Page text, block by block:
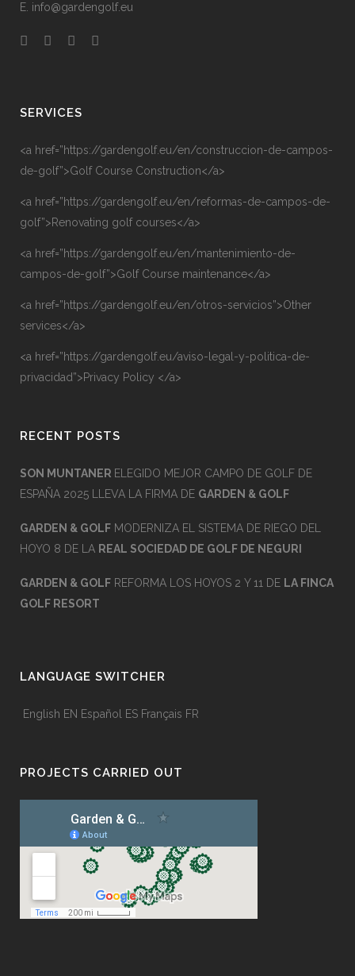
E. info@gardengolf.eu
SERVICES
<a href=”https://gardengolf.eu/en/construccion-de-campos-
de-golf”>Golf Course Construction</a>
<a href=”https://gardengolf.eu/en/reformas-de-campos-de-
golf”>Renovating golf courses</a>
<a href=”https://gardengolf.eu/en/mantenimiento-de-
campos-de-golf”>Golf Course maintenance</a>
<a href=”https://gardengolf.eu/en/otros-servicios”>Other
services</a>
<a href=”https://gardengolf.eu/aviso-legal-y-politica-de-
privacidad”>Privacy Policy </a>
RECENT POSTS
SON MUNTANER ELEGIDO MEJOR CAMPO DE GOLF DE
ESPAÑA 2025 LLEVA LA FIRMA DE GARDEN & GOLF
GARDEN & GOLF MODERNIZA EL SISTEMA DE RIEGO DEL
HOYO 8 DE LA REAL SOCIEDAD DE GOLF DE NEGURI
GARDEN & GOLF REFORMA LOS HOYOS 2 Y 11 DE LA FINCA
GOLF RESORT
LANGUAGE SWITCHER
English EN Español ES Français FR
PROJECTS CARRIED OUT